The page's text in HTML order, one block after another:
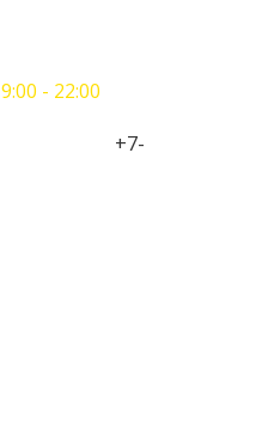
9:00 - 22:00
+7-